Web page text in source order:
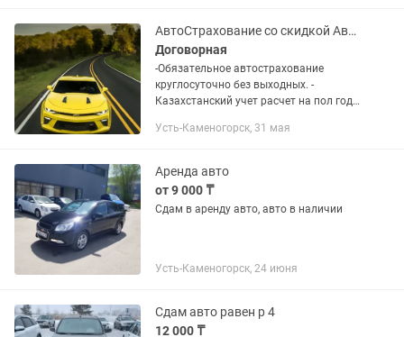
АвтоСтрахование со скидкой АвтоСтраховка рос учет грузовые
Договорная
-Обязательное автострахование
круглосуточно без выходных. -
Казахстанский учет расчет на пол года
Выезд в Россию Российский учет
Усть-Каменогорск, 31 мая
Аренда авто
от 9 000 ₸
Сдам в аренду авто, авто в наличии
Усть-Каменогорск, 24 июня
Сдам авто равен р 4
12 000 ₸